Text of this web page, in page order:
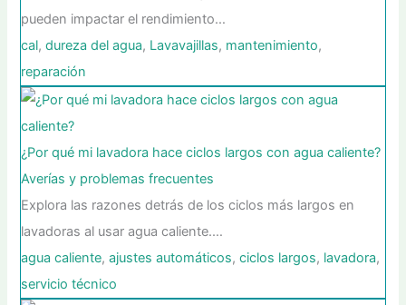
pueden impactar el rendimiento…
cal,dureza del agua, Lavavajillas, mantenimiento,
reparación
¿Por qué mi lavadora hace ciclos largos con agua caliente?
Averías y problemas frecuentes
Explora las razones detrás de los ciclos más largos en
lavadoras al usar agua caliente.…
agua caliente,ajustes automáticos,ciclos largos, lavadora,
servicio técnico